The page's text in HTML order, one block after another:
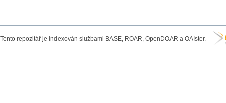
Tento repozitář je indexován službami BASE, ROAR, OpenDOAR a OAIster.